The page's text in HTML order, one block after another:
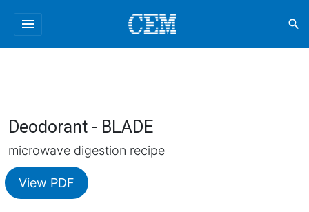
menu search
Deodorant - BLADE
microwave digestion recipe
View PDF